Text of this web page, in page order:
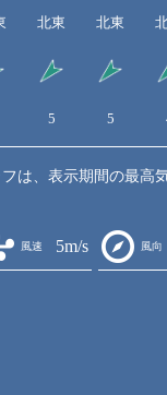
北東 北東
5 5
は、表示期間の最高
風速 5m/s 風向